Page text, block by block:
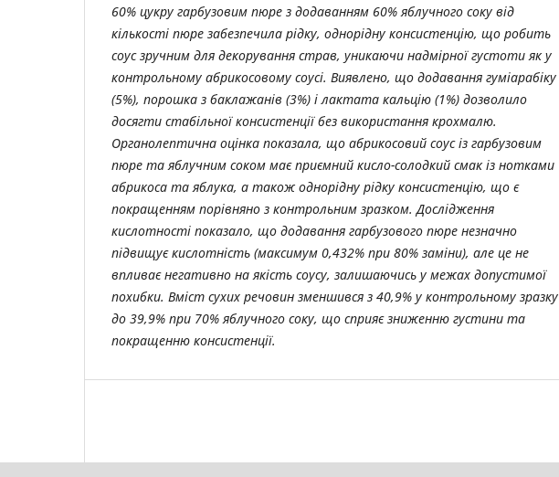
60% цукру гарбузовим пюре з додаванням 60% яблучного соку від
кількості пюре забезпечила рідку, однорідну консистенцію, що робить
соус зручним для декорування страв, уникаючи надмірної густоти як у
контрольному абрикосовому соусі. Виявлено, що додавання гуміарабіку
(5%), порошка з баклажанів (3%) і лактата кальцію (1%) дозволило
досягти стабільної консистенції без використання крохмалю.
Органолептична оцінка показала, що абрикосовий соус із гарбузовим
пюре та яблучним соком має приємний кисло-солодкий смак із нотками
абрикоса та яблука, а також однорідну рідку консистенцію, що є
покращенням порівняно з контрольним зразком.Дослідження
кислотності показало, що додавання гарбузового пюре незначно
підвищує кислотність (максимум 0,432% при 80% заміни), але це не
впливає негативно на якість соусу, залишаючись у межах допустимої
похибки. Вміст сухих речовин зменшився з 40,9% у контрольному зразку
до 39,9% при 70% яблучного соку, що сприяє зниженню густини та
покращенню консистенції.